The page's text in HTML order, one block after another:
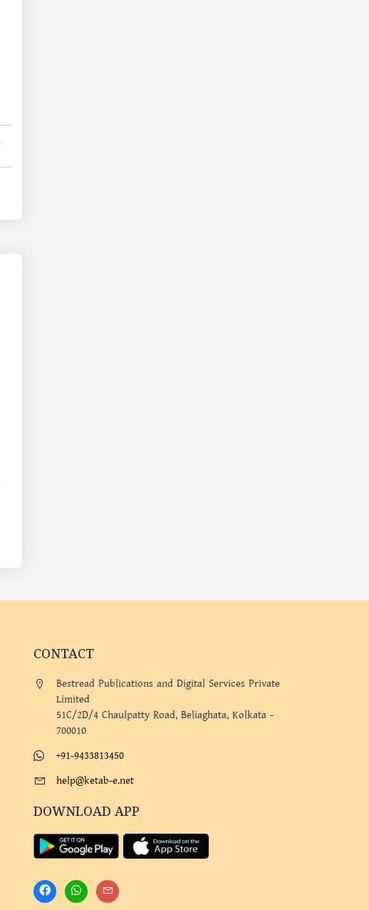
CONTACT
Bestread Publications and Digital Services Private
Limited
51C/2D/4 Chaulpatty Road, Beliaghata, Kolkata -
700010
+91-9433813450
help@ketab-e.net
DOWNLOAD APP